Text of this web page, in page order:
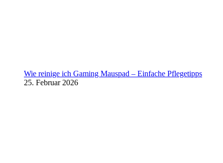
Wie reinige ich Gaming Mauspad – Einfache Pflegetipps
25. Februar 2026